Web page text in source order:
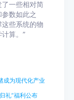
一些相对简
数如此之
些系统的物
算。”
成为现代化产业
礼”福利公布